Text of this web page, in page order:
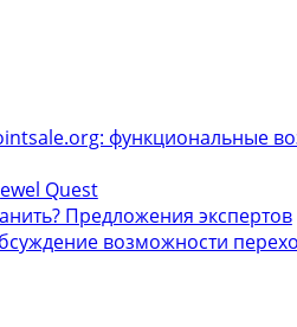
функциональные
Quest
Предложения экспертов
возможности